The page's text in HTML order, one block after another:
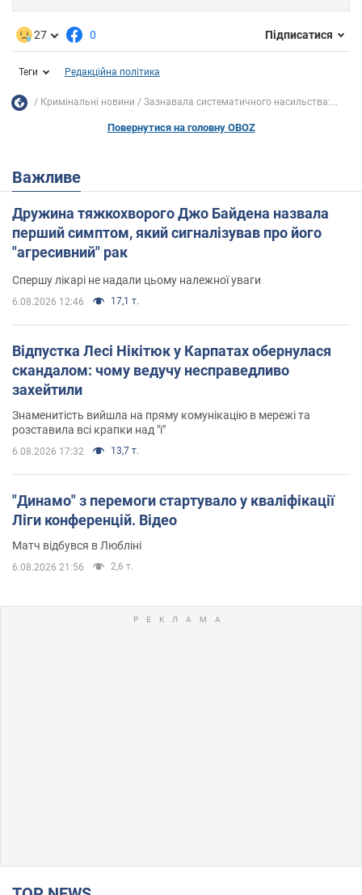
27 0 Підписатися
Теги Редакційна політика
Кримінальні новини Зазнавала систематичного насильства:...
Повернутися на головну OBOZ
Важливе
Дружина тяжкохворого Джо Байдена назвала
перший симптом, який сигналізував про його
"агресивний" рак
Спершу лікарі не надали цьому належної уваги
6.08.2026 12:46 17,1 т.
Відпустка Лесі Нікітюк у Карпатах обернулася
скандалом: чому ведучу несправедливо
захейтили
Знаменитість вийшла на пряму комунікацію в мережі та
розставила всі крапки над "і"
6.08.2026 17:32 13,7 т.
"Динамо" з перемоги стартувало у кваліфікації
Ліги конференцій. Відео
Матч відбувся в Любліні
6.08.2026 21:56 2,6 т.